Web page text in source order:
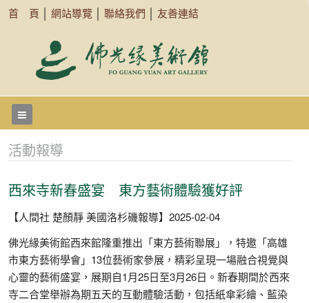
首 頁 網站導覽 聯絡我們 友善連結
活動報導
西來寺新春盛宴 東方藝術體驗獲好評
【人間社 楚顏靜 美國洛杉磯報導】2025-02-04
佛光緣美術館西來館隆重推出「東方藝術聯展」，特邀「高雄
市東方藝術學會」13位藝術家參展，精彩呈現一場融合視覺與
心靈的藝術盛宴，展期自1月25日至3月26日。新春期間於西來
寺二合堂舉辦為期五天的互動體驗活動，包括紙傘彩繪、藍染